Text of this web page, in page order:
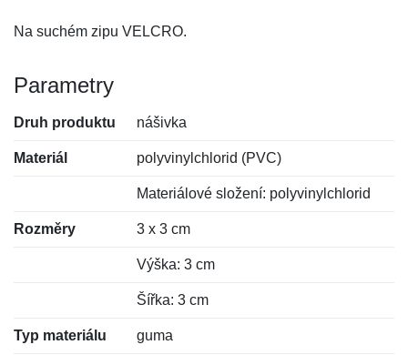
Na suchém zipu VELCRO.
Parametry
Druh produktu nášivka
Materiál polyvinylchlorid (PVC)
Materiálové složení: polyvinylchlorid
Rozměry 3 x 3 cm
Výška: 3 cm
Šířka: 3 cm
Typ materiálu guma